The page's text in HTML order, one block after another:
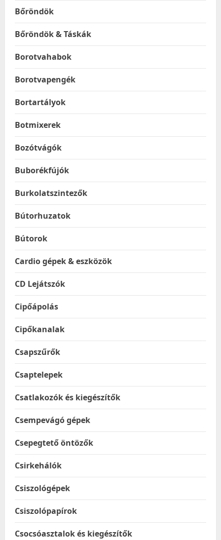
Bőröndök
Bőröndök & Táskák
Borotvahabok
Borotvapengék
Bortartályok
Botmixerek
Bozótvágók
Buborékfújók
Burkolatszintezők
Bútorhuzatok
Bútorok
Cardio gépek & eszközök
CD Lejátszók
Cipőápolás
Cipőkanalak
Csapszűrők
Csaptelepek
Csatlakozók és kiegészítők
Csempevágó gépek
Csepegtető öntözők
Csirkehálók
Csiszológépek
Csiszolópapírok
Csocsóasztalok és kiegészítők